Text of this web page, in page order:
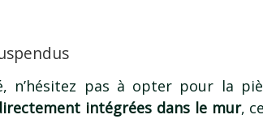
n’hésitez pas à opter pour la
intégrées dans le mur,